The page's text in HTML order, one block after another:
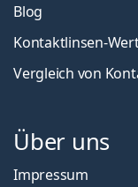
Blog
Kontaktlinsen-
Vergleich von
Über uns
Impressum